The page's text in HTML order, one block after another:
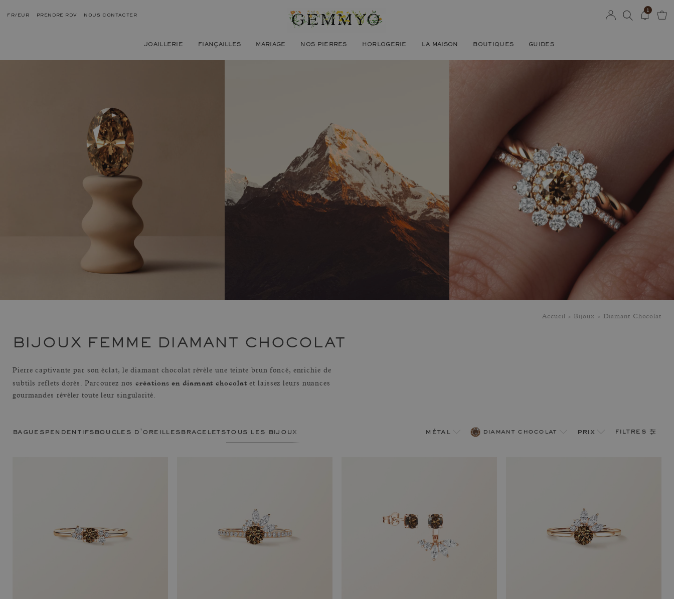
FR/EUR PRENDRE RDV NOUS CONTACTER
JOAILLERIE FIANÇAILLES MARIAGE NOS PIERRES HORLOGERIE LA MAISON BOUTIQUES GUIDES
1
Accueil Bijoux Diamant Chocolat
BIJOUX FEMME DIAMANT CHOCOLAT
Pierre captivante par son éclat, le diamant chocolat révèle une teinte brun foncé, enrichie de
subtils reflets dorés. Parcourez noscréations en diamant chocolat et laissez leurs nuances
gourmandes révéler toute leur singularité.
bagues pendentifs boucles d'oreilles braceletstous les bijoux femme métal diamant chocolat prix filtres